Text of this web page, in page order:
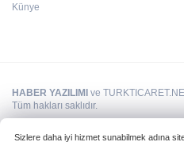
Künye
HABER YAZILIMI ve
Tüm hakları saklıdır.
Sizlere daha iyi hizmet sunabilmek adına